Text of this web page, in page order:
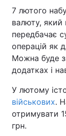
Послуги
7 лютого
валюту, який
передбачає
операцій як
Можна буде
додатках і
У лютому
військових.
отримувати
грн.